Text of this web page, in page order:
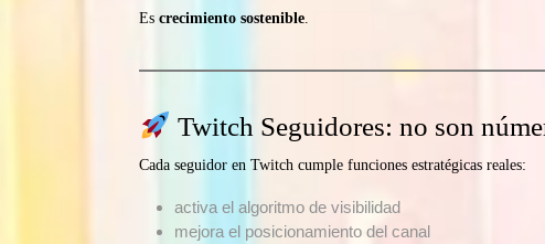
Es crecimiento sostenible.
Twitch Seguidores: no son
Cada seguidor en Twitch cumple funciones estratégicas reales:
activa el algoritmo de visibilidad
mejora el posicionamiento del canal